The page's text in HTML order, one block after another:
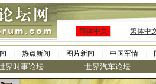
简体中文 繁体中
热点新闻 图片新闻 中国军情
界时事论坛 世界汽车论坛